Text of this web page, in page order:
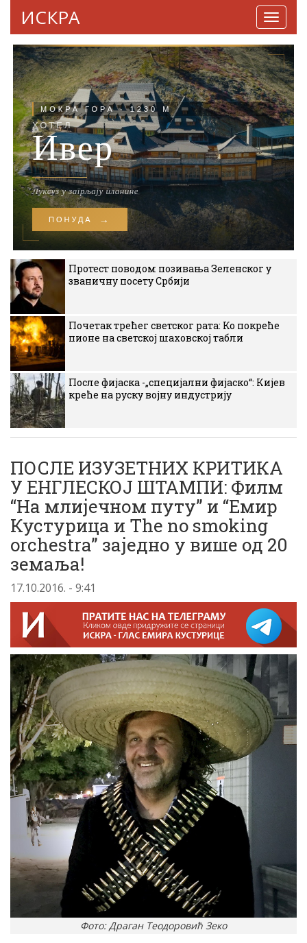
ИСКРА
Протест поводом позивања Зеленског у
званичну посету Србији
Почетак трећег светског рата: Ко покреће
пионе на светској шаховској табли
После фијаска -„специјални фијаско“: Кијев
креће на руску војну индустрију
ПОСЛЕ ИЗУЗЕТНИХ КРИТИКА
У ЕНГЛЕСКОЈ ШТАМПИ: Филм
“На млијечном путу” и “Емир
Кустурица и The no smoking
orchestra” заједно у више од 20
земаља!
17.10.2016. - 9:41
Фото: Драган Теодоровић Зеко